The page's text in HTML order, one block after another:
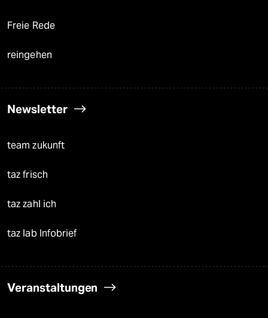
Freie Rede
reingehen
Newsletter
team zukunft
taz frisch
taz zahl ich
taz lab Infobrief
Veranstaltungen